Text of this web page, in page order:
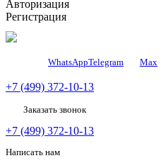
Авторизация
Регистрация
WhatsAppTelegram Мах
+7 (499) 372-10-13
Заказать звонок
+7 (499) 372-10-13
Написать нам